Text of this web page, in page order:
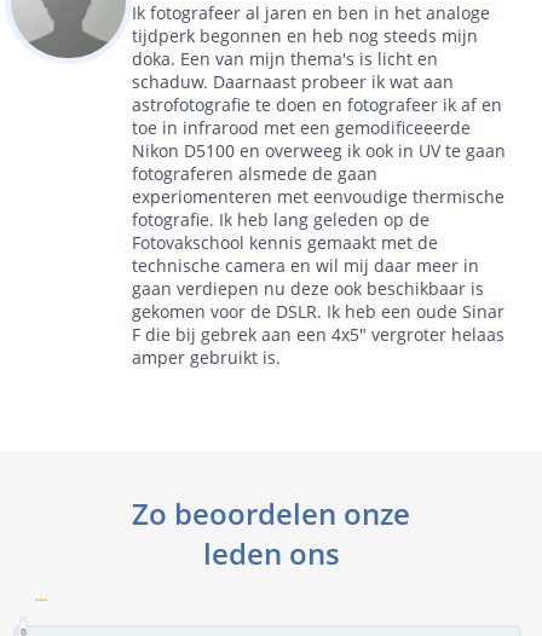
Ik fotografeer al jaren en ben in het analoge
tijdperk begonnen en heb nog steeds mijn
doka. Een van mijn thema's is licht en
schaduw. Daarnaast probeer ik wat aan
astrofotografie te doen en fotografeer ik af en
toe in infrarood met een gemodificeeerde
Nikon D5100 en overweeg ik ook in UV te gaan
fotograferen alsmede de gaan
experiomenteren met eenvoudige thermische
fotografie. Ik heb lang geleden op de
Fotovakschool kennis gemaakt met de
technische camera en wil mij daar meer in
gaan verdiepen nu deze ook beschikbaar is
gekomen voor de DSLR. Ik heb een oude Sinar
F die bij gebrek aan een 4x5" vergroter helaas
amper gebruikt is.
Zo beoordelen onze
leden ons